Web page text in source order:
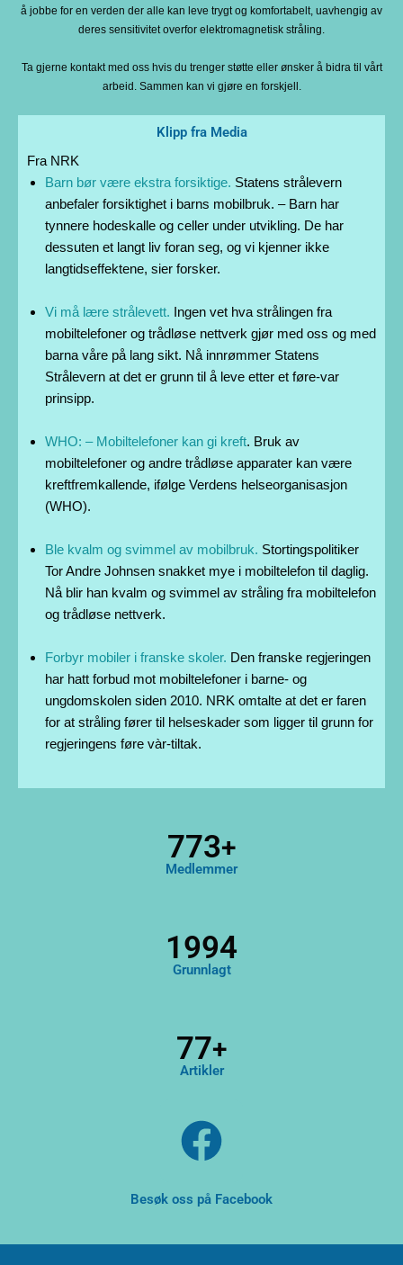
å jobbe for en verden der alle kan leve trygt og komfortabelt, uavhengig av
deres sensitivitet overfor elektromagnetisk stråling.
Ta gjerne kontakt med oss hvis du trenger støtte eller ønsker å bidra til vårt
arbeid. Sammen kan vi gjøre en forskjell.
Klipp fra Media
Fra NRK
Barn bør være ekstra forsiktige. Statens strålevern
anbefaler forsiktighet i barns mobilbruk. – Barn har
tynnere hodeskalle og celler under utvikling. De har
dessuten et langt liv foran seg, og vi kjenner ikke
langtidseffektene, sier forsker.
Vi må lære strålevett. Ingen vet hva strålingen fra
mobiltelefoner og trådløse nettverk gjør med oss og med
barna våre på lang sikt. Nå innrømmer Statens
Strålevern at det er grunn til å leve etter et føre-var
prinsipp.
WHO: – Mobiltelefoner kan gi kreft. Bruk av
mobiltelefoner og andre trådløse apparater kan være
kreftfremkallende, ifølge Verdens helseorganisasjon
(WHO).
Ble kvalm og svimmel av mobilbruk. Stortingspolitiker
Tor Andre Johnsen snakket mye i mobiltelefon til daglig.
Nå blir han kvalm og svimmel av stråling fra mobiltelefon
og trådløse nettverk.
Forbyr mobiler i franske skoler. Den franske regjeringen
har hatt forbud mot mobiltelefoner i barne- og
ungdomskolen siden 2010. NRK omtalte at det er faren
for at stråling fører til helseskader som ligger til grunn for
regjeringens føre vàr-tiltak.
933+
Medlemmer
1994
Grunnlagt
93+
Artikler
F
a
c
e
Besøk oss på Facebook